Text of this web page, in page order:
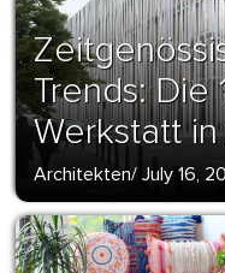
Trends: Die
Werkstatt in
Architekten/ July 16,